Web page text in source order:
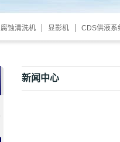
腐蚀清洗机 显影机 CDS供液系
新闻中心